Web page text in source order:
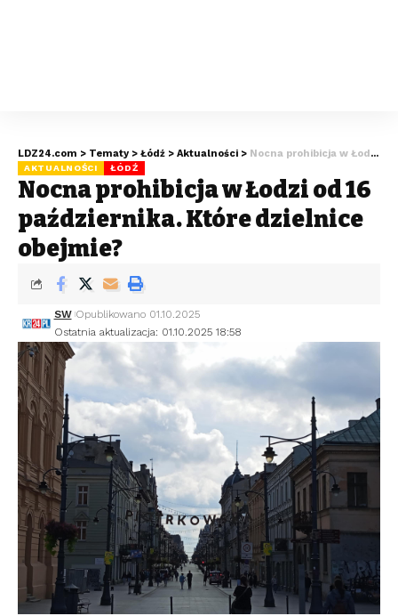
LDZ24.com > Tematy > Łódź > Aktualności > Nocna prohibicja w Łodzi od 16 października. Które dzielnice obejmie?
AKTUALNOŚCI ŁÓDŹ
Nocna prohibicja w Łodzi od 16
października. Które dzielnice
obejmie?
Ostatnia aktualizacja: 01.10.2025 18:58
SW Opublikowano 01.10.2025